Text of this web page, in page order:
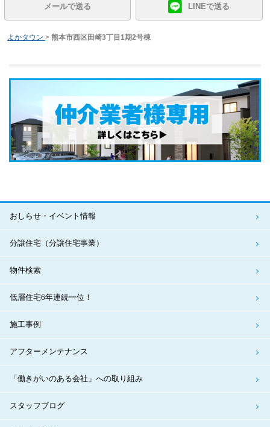
メールで送る LINEで送る
よかタウン > 熊本市西区田崎3丁目1期2号棟
おしらせ・イベント情報
分譲住宅（分譲住宅事業）
物件検索
低層住宅6年連続一位！
施工事例
アフターメンテナンス
「働きがいのある会社」への取り組み
スタッフブログ